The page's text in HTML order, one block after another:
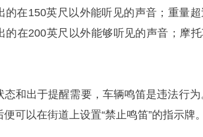
的在150英尺以外能听见的声音；重量
的在200英尺以外能够听见的声音；摩
态和出于提醒需要，车辆鸣笛是违法行
可以在街道上设置“禁止鸣笛”的指示牌。